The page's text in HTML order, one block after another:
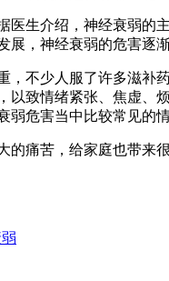
介绍，神经衰弱的
，神经衰弱的危害逐
少人服了许多滋补
以致情绪紧张、焦虚
危害当中比较常见的
苦，给家庭也带来